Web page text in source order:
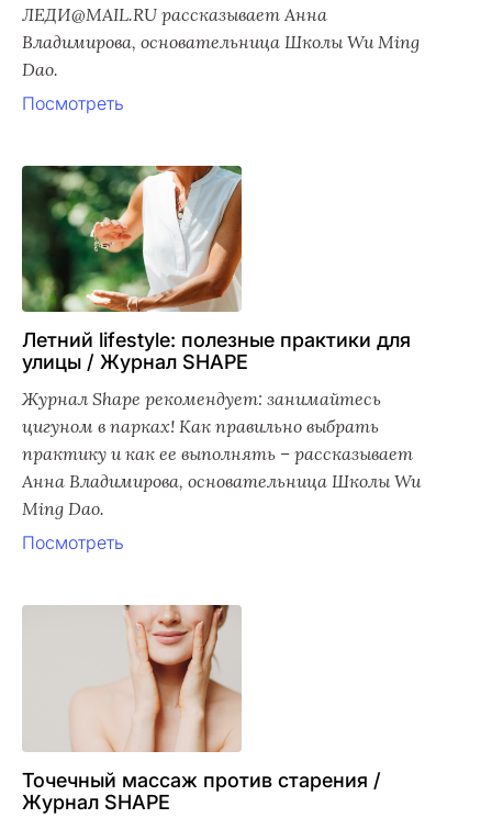
ЛЕДИ@MAIL.RU рассказывает Анна
Владимирова, основательница Школы Wu Ming
Dao.
Посмотреть
Летний lifestyle: полезные практики для
улицы / Журнал SHAPE
Журнал Shape рекомендует: занимайтесь
цигуном в парках! Как правильно выбрать
практику и как ее выполнять – рассказывает
Анна Владимирова, основательница Школы Wu
Ming Dao.
Посмотреть
Точечный массаж против старения /
Журнал SHAPE